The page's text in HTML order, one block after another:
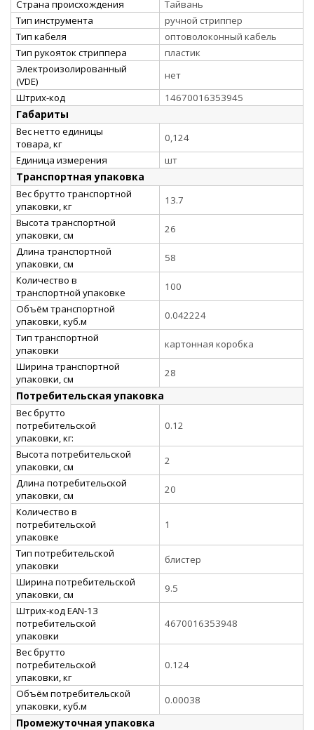
Страна происхождения
Тайвань
Тип инструмента
ручной стриппер
Тип кабеля
оптоволоконный кабель
Тип рукояток стриппера
пластик
Электроизолированный
(VDE)
нет
Штрих-код
14670016353945
Габариты
Вес нетто единицы
товара, кг
0,124
Единица измерения
шт
Транспортная упаковка
Вес брутто транспортной
упаковки, кг
13.7
Высота транспортной
упаковки, см
26
Длина транспортной
упаковки, см
58
Количество в
транспортной упаковке
100
Объём транспортной
упаковки, куб.м
0.042224
Тип транспортной
упаковки
картонная коробка
Ширина транспортной
упаковки, см
28
Потребительская упаковка
Вес брутто
потребительской
упаковки, кг:
0.12
Высота потребительской
упаковки, см
2
Длина потребительской
упаковки, см
20
Количество в
потребительской
упаковке
1
Тип потребительской
упаковки
блистер
Ширина потребительской
упаковки, см
9.5
Штрих-код EAN-13
потребительской
упаковки
4670016353948
Вес брутто
потребительской
упаковки, кг
0.124
Объём потребительской
упаковки, куб.м
0.00038
Промежуточная упаковка